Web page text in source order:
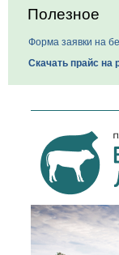
Полезное
Форма заявки на
Скачать прайс